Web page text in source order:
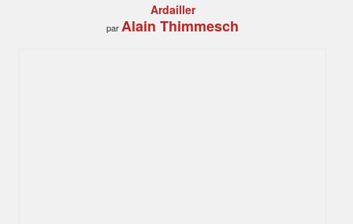
Ardailler
parAlain Thimmesch